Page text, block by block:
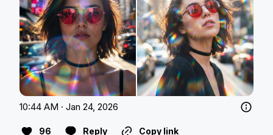
10:44 AM · Jan 24, 2026
96 Reply Copy link